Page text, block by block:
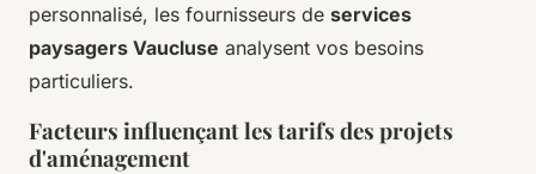
personnalisé, les fournisseurs de services
paysagers Vaucluse analysent vos besoins
particuliers.
Facteurs influençant les tarifs des projets
d'aménagement